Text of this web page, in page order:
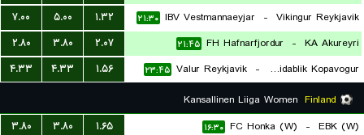
Vikingur Reykjavik
-
IBV Vestmannaeyjar ۲۱:۳۰ ۱.۳۲ ۵.۰۰
۷.۰۰
KA Akureyri
-
FH Hafnarfjordur ۲۱:۴۵ ۲.۰۷ ۳.۸۰
۲.۸۰
Breidablik Kopavogur
-
Valur Reykjavik ۲۳:۴۵ ۱.۵۶ ۴.۳۳
۴.۳۳
Finland
EBK (W)
-
FC Honka (W) ۱۶:۳۰ ۱.۶۵ ۳.۸۰
۳.۸۰